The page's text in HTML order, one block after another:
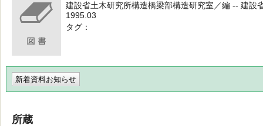
建設省土木研究所構造橋梁部構造研究室／編 -- 建設
1995.03
タグ
新着資料お知らせ
所蔵